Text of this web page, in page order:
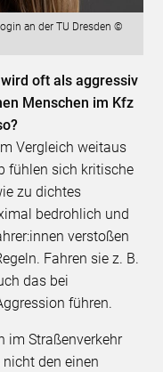
an der TU Dresden ©
oft als aggressiv
Menschen im Kfz
Vergleich weitaus
fühlen sich kritische
zu dichtes
bedrohlich und
verstoßen
Fahren sie z. B.
das bei
führen.
im Straßenverkehr
den einen